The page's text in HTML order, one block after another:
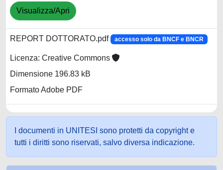
Visualizza/Apri
REPORT DOTTORATO.pdf accesso solo da BNCF e BNCR
Licenza: Creative Commons
Dimensione 196.83 kB
Formato Adobe PDF
I documenti in UNITESI sono protetti da copyright e
tutti i diritti sono riservati, salvo diversa indicazione.